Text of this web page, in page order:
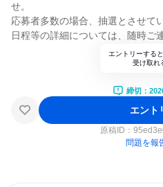
せ。
応募者多数の場合、抽選とさせて
日程等の詳細については、随時ご
エントリーする
受け取れ
締切：
エント
原稿ID：
問題を報